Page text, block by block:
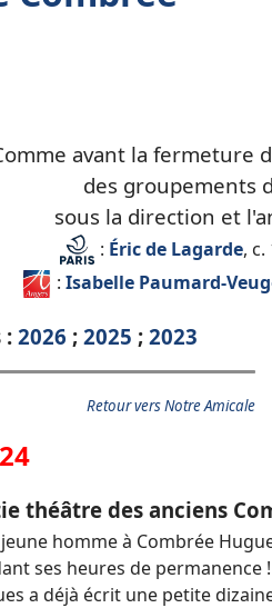
avant la fermeture
des groupements
sous la direction et
: Éric de Lagarde, c.
: Isabelle Paumard-
: 2026 ; 2025 ; 2023
Retour vers Notre Amicale
théâtre des anciens
homme à Combrée
ses heures de permanence !
a déjà écrit une petite